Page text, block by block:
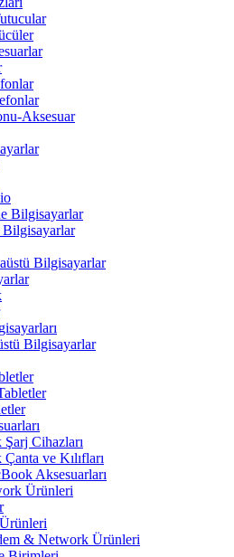
Aksesuar
Bilgisayarlar
Bilgisayarlar
Bilgisayarlar
Bilgisayarlar
Cihazları
ve Kılıfları
Aksesuarları
Ürünleri
& Network Ürünleri